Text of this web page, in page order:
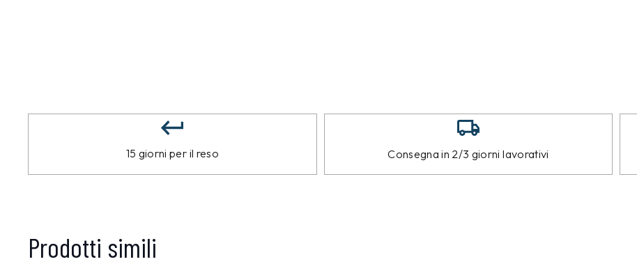
15 giorni per il reso Consegna in 2/3 giorni lavorativi
Prodotti simili